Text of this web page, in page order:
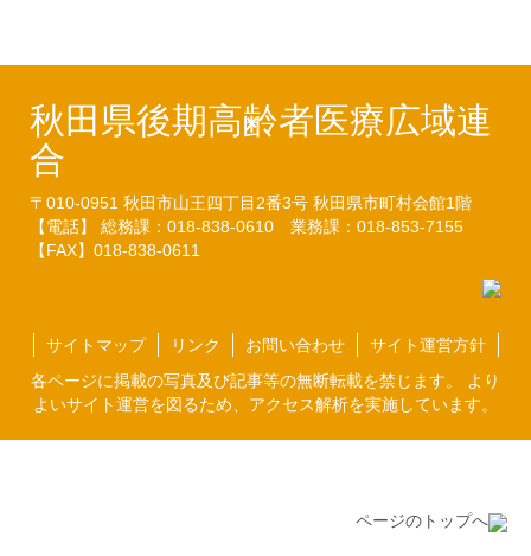
ページのトップへ
秋田県後期高齢者医療広域連
合
〒010-0951 秋田市山王四丁目2番3号 秋田県市町村会館1階
【電話】 総務課：018-838-0610 業務課：018-853-7155
【FAX】018-838-0611
サイトマップ リンク お問い合わせ
サイト運営方針
各ページに掲載の写真及び記事等の無断転載を禁じます。 より
よいサイト運営を図るため、アクセス解析を実施しています。